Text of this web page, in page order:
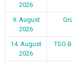
2026
9. August
2026
14. August
2026
TSG